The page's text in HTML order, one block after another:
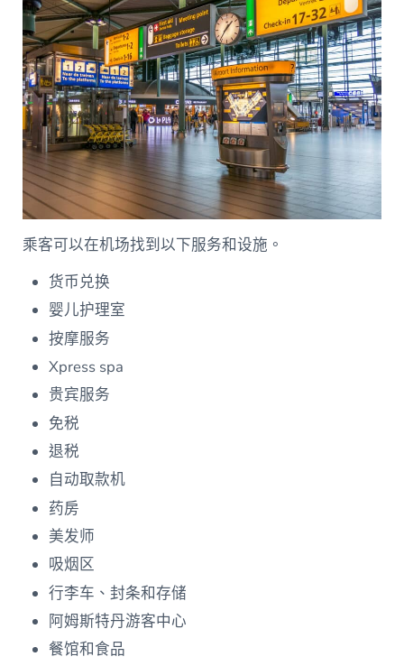
乘客可以在机场找到以下服务和设施。
货币兑换
婴儿护理室
按摩服务
Xpress spa
贵宾服务
免税
退税
自动取款机
药房
美发师
吸烟区
行李车、封条和存储
阿姆斯特丹游客中心
餐馆和食品